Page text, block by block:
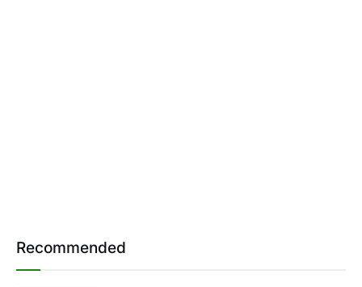
Recommended